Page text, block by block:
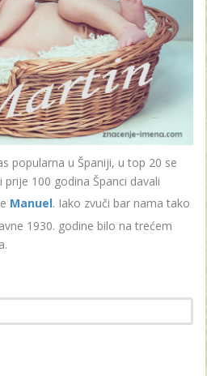
popularna u Španiji, u top 20 se
100 godina Španci davali
Manuel. Iako zvuči bar nama tako
1930. godine bilo na trećem